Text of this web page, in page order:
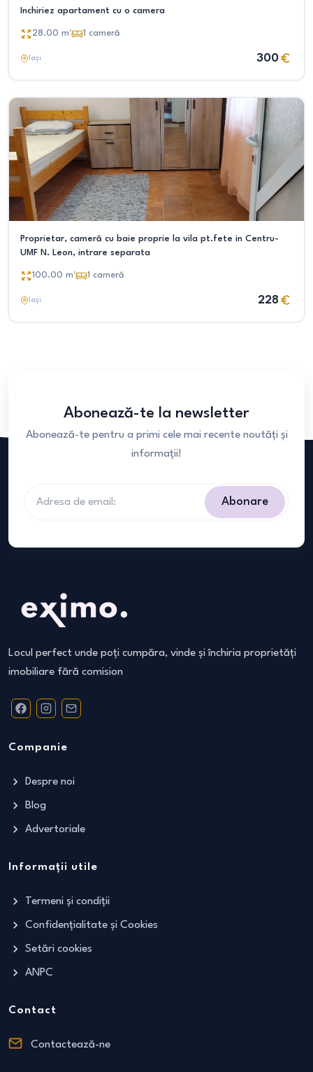
Inchiriez apartament cu o camera
28.00 m² 1 cameră
Iași 300
Proprietar, cameră cu baie proprie la vila pt.fete in Centru-
UMF N. Leon, intrare separata
100.00 m² 1 cameră
Iași 228
Abonează-te la newsletter
Abonează-te pentru a primi cele mai recente noutăți și
informații!
Abonare
Locul perfect unde poți cumpăra, vinde și închiria proprietăți
imobiliare fără comision
Companie
Despre noi
Blog
Advertoriale
Informații utile
Termeni și condiții
Confidențialitate și Cookies
Setări cookies
ANPC
Contact
Contactează-ne